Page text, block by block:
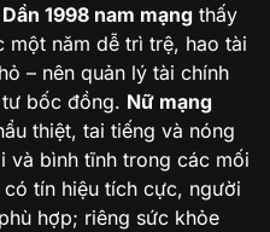
1998 nam mạng thấy
một năm dễ trì trệ, hao tài
– nên quản lý tài chính
bốc đồng. Nữ mạng
thiệt, tai tiếng và nóng
và bình tĩnh trong các mối
tín hiệu tích cực, người
hợp; riêng sức khỏe